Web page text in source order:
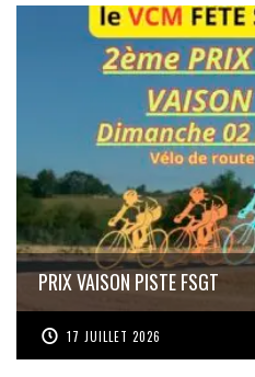
PRIX VAISON PISTE FSGT
17 JUILLET 2026